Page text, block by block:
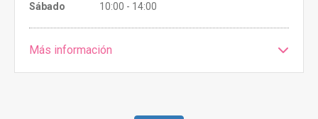
Sábado
10:00 - 14:00
Más información